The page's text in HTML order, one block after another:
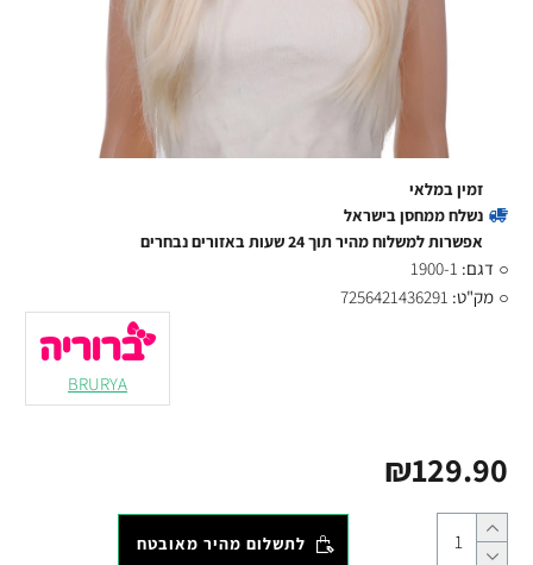
₪129.90
זמין במלאי
נשלח ממחסן בישראל
אפשרות למשלוח מהיר תוך 24 שעות באזורים נבחרים
דגם: 1900-1
מק"ט: 7256421436291
BRURYA
לתשלום מהיר מאובטח